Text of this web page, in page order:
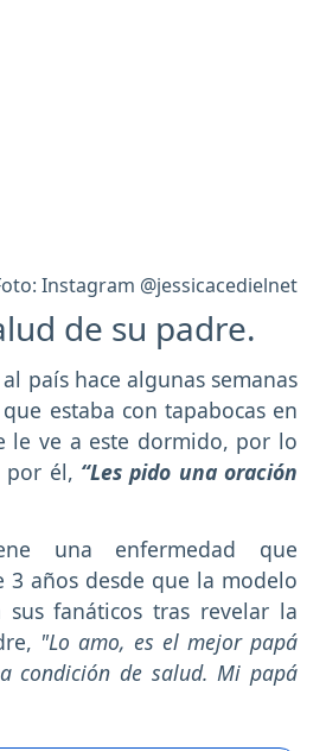
Instagram @jessicacedielnet
de su padre.
país hace algunas semanas
estaba con tapabocas en
le ve a este dormido, por lo
por él, “Les pido una oración
una enfermedad que
3 años desde que la modelo
fanáticos tras revelar la
"Lo amo, es el mejor papá
condición de salud. Mi papá